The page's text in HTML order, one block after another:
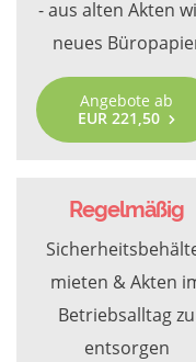
- aus alten Akten
neues
Angebote ab
EUR 221,50
Regelmäßig
mieten & Akten
Betriebsalltag zu
entsorgen